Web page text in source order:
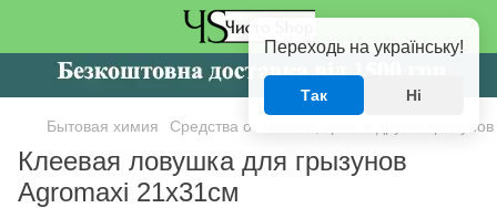
Бытовая химия Средства от мышей, крыс и других грызунов
Клеевая ловушка для грызунов
Agromaxi 21x31см
Переходь на українську!
Так Ні